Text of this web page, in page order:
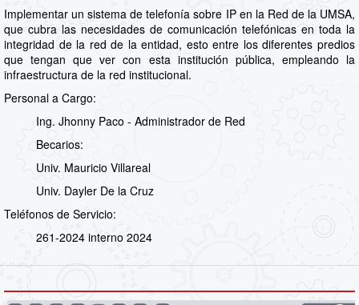
Implementar un sistema de telefonía sobre IP en la Red de la UMSA,
que cubra las necesidades de comunicación telefónicas en toda la
integridad de la red de la entidad, esto entre los diferentes predios
que tengan que ver con esta institución pública, empleando la
infraestructura de la red institucional.
Personal a Cargo:
Ing. Jhonny Paco - Administrador de Red
Becarios:
Univ. Mauricio Villareal
Univ. Dayler De la Cruz
Teléfonos de Servicio:
261-2024 interno 2024